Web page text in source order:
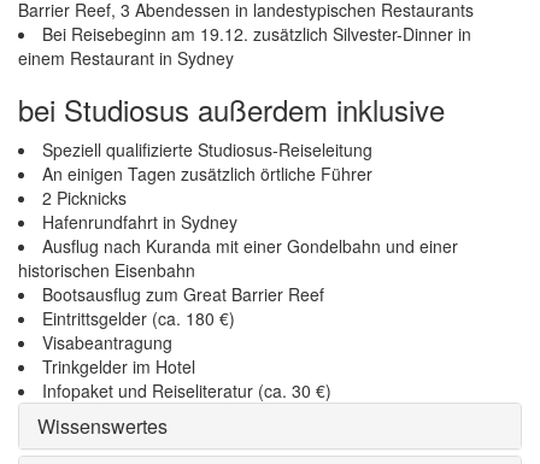
Barrier Reef, 3 Abendessen in landestypischen Restaurants
Bei Reisebeginn am 19.12. zusätzlich Silvester-Dinner in
einem Restaurant in Sydney
bei Studiosus außerdem inklusive
Speziell qualifizierte Studiosus-Reiseleitung
An einigen Tagen zusätzlich örtliche Führer
2 Picknicks
Hafenrundfahrt in Sydney
Ausflug nach Kuranda mit einer Gondelbahn und einer
historischen Eisenbahn
Bootsausflug zum Great Barrier Reef
Eintrittsgelder (ca. 180 €)
Visabeantragung
Trinkgelder im Hotel
Infopaket und Reiseliteratur (ca. 30 €)
Wissenswertes